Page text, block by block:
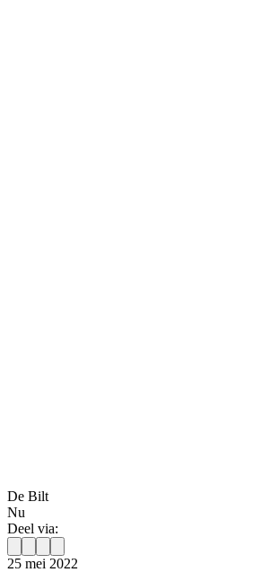
De Bilt
Nu
Deel via:
25 mei 2022